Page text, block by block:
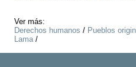
Ver más:
Derechos humanos / Pueblos
Lama/